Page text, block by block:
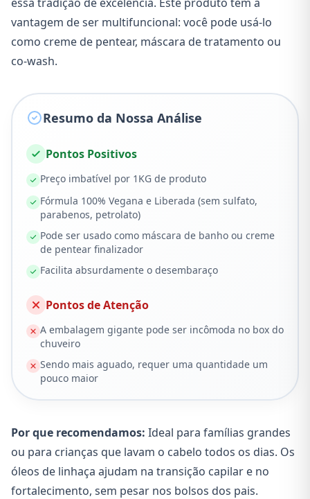
vantagem de ser multifuncional: você pode usá-lo
como creme de pentear, máscara de tratamento ou
co-wash.
Resumo da Nossa Análise
Pontos Positivos
Preço imbatível por 1KG de produto
Fórmula 100% Vegana e Liberada (sem sulfato,
parabenos, petrolato)
Pode ser usado como máscara de banho ou creme
de pentear finalizador
Facilita absurdamente o desembaraço
Pontos de Atenção
A embalagem gigante pode ser incômoda no box do
chuveiro
Sendo mais aguado, requer uma quantidade um
pouco maior
Por que recomendamos: Ideal para famílias grandes
ou para crianças que lavam o cabelo todos os dias. Os
óleos de linhaça ajudam na transição capilar e no
fortalecimento, sem pesar nos bolsos dos pais.